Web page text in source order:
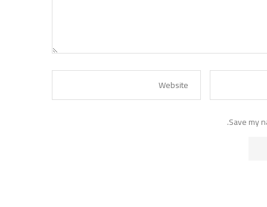
Save my